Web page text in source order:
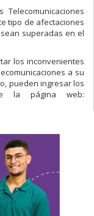
tipo de afectaciones
superadas en el
los inconvenientes
a su
pueden ingresar los
la página web: